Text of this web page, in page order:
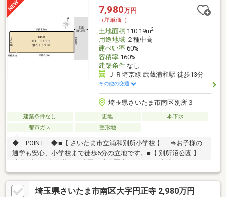
7,980万円
（坪単価:-）
土地面積110.19m2
用途地域２種中高
建ぺい率60%
容積率160%
建築条件なし
ＪＲ埼京線 武蔵浦和駅 徒歩13分
その他の交通
埼玉県さいたま市南区別所３
建築条件なし 更地
本下水
都市ガス
整形地
◆ POINT ◆■【 さいたま市立浦和別所小学校 】 ⇒お子様の
通学も安心、小学校まで徒歩6分の立地です。■【 別所沼公園 】
過ごせます。◆ ACCESS ◆■JR埼京線・武蔵野線『武蔵浦
和』駅 徒歩13分■JR京浜東北線・高崎線・湘南新宿ライン『浦
和』駅 徒歩16分
埼玉県さいたま市南区大字円正寺 2,980万円